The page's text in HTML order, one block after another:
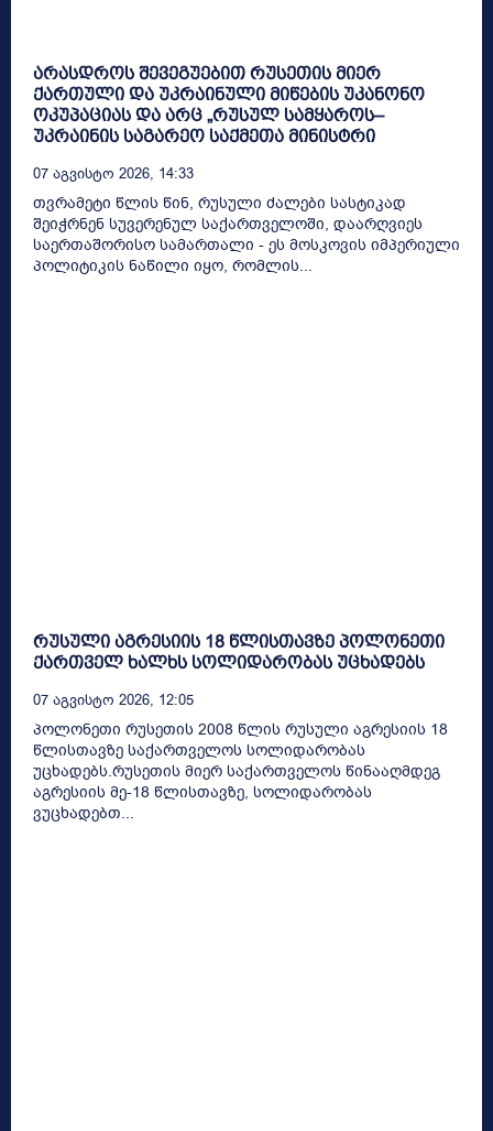
არასდროს შევეგუებით რუსეთის მიერ
ქართული და უკრაინული მიწების უკანონო
ოკუპაციას და არც „რუსულ სამყაროს–
უკრაინის საგარეო საქმეთა მინისტრი
07 Აგვისტო 2026, 14:33
თვრამეტი წლის წინ, რუსული ძალები სასტიკად
შეიჭრნენ სუვერენულ საქართველოში, დაარღვიეს
საერთაშორისო სამართალი - ეს მოსკოვის იმპერიული
პოლიტიკის ნაწილი იყო, რომლის...
რუსული აგრესიის 18 წლისთავზე პოლონეთი
ქართველ ხალხს სოლიდარობას უცხადებს
07 Აგვისტო 2026, 12:05
პოლონეთი რუსეთის 2008 წლის რუსული აგრესიის 18
წლისთავზე საქართველოს სოლიდარობას
უცხადებს.რუსეთის მიერ საქართველოს წინააღმდეგ
აგრესიის მე-18 წლისთავზე, სოლიდარობას
ვუცხადებთ...